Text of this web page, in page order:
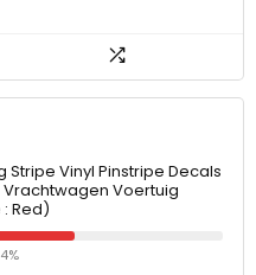
Stripe Vinyl Pinstripe Decals
Vrachtwagen Voertuig
Red)